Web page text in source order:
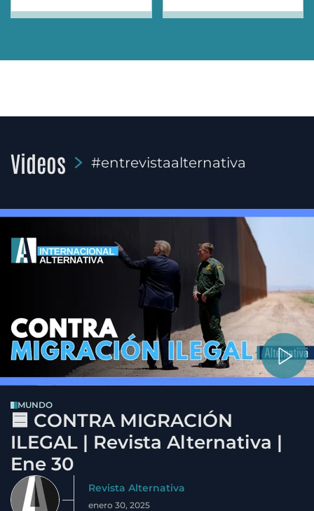
Videos #entrevistaalternativa
MUNDO
🟦 CONTRA MIGRACIÓN
ILEGAL | Revista Alternativa |
Ene 30
Revista Alternativa
enero 30, 2025